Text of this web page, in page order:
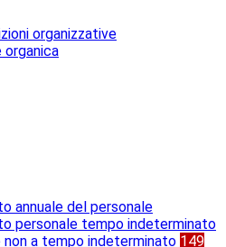
organizzative
organica
annuale del personale
personale tempo indeterminato
non a tempo indeterminato 149